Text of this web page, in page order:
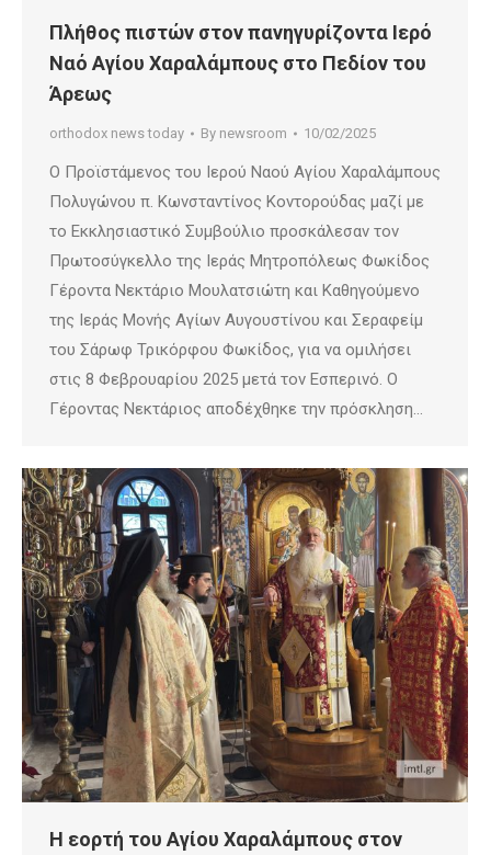
Πλήθος πιστών στον πανηγυρίζοντα Ιερό
Ναό Αγίου Χαραλάμπους στο Πεδίον του
Άρεως
orthodox news today By newsroom 10/02/2025
Ο Προϊστάμενος του Ιερού Ναού Αγίου Χαραλάμπους
Πολυγώνου π. Κωνσταντίνος Κοντορούδας μαζί με
το Εκκλησιαστικό Συμβούλιο προσκάλεσαν τον
Πρωτοσύγκελλο της Ιεράς Μητροπόλεως Φωκίδος
Γέροντα Νεκτάριο Μουλατσιώτη και Καθηγούμενο
της Ιεράς Μονής Αγίων Αυγουστίνου και Σεραφείμ
του Σάρωφ Τρικόρφου Φωκίδος, για να ομιλήσει
στις 8 Φεβρουαρίου 2025 μετά τον Εσπερινό. Ο
Γέροντας Νεκτάριος αποδέχθηκε την πρόσκληση…
Η εορτή του Αγίου Χαραλάμπους στον